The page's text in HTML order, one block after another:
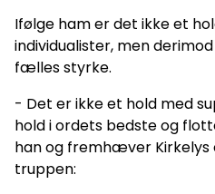
Ifølge ham er det ikke et
individualister, men
fælles styrke.
- Det er ikke et hold med
hold i ordets bedste og
han og fremhæver Kirkelys
truppen: